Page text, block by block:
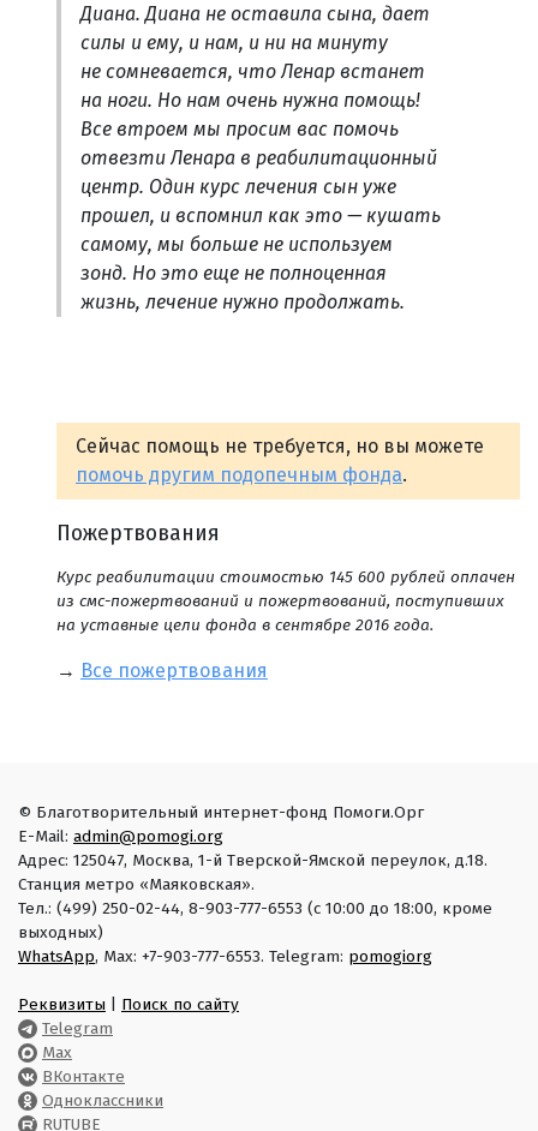
Диана. Диана не оставила сына, дает
силы и ему, и нам, и ни на минуту
не сомневается, что Ленар встанет
на ноги. Но нам очень нужна помощь!
Все втроем мы просим вас помочь
отвезти Ленара в реабилитационный
центр. Один курс лечения сын уже
прошел, и вспомнил как это — кушать
самому, мы больше не используем
зонд. Но это еще не полноценная
жизнь, лечение нужно продолжать.
Сейчас помощь не требуется, но вы можете
помочь другим подопечным фонда.
Пожертвования
Курс реабилитации стоимостью 145 600 рублей оплачен
из смс-пожертвований и пожертвований, поступивших
на уставные цели фонда в сентябре 2016 года.
→ Все пожертвования
© Благотворительный интернет-фонд Помоги.Орг
E-Mail: admin@pomogi.org
Адрес: 125047, Москва, 1-й Тверской-Ямской переулок, д.18.
Станция метро «Маяковская».
Тел.: (499) 250-02-44, 8-903-777-6553 (с 10:00 до 18:00, кроме
выходных)
WhatsApp, Max: +7-903-777-6553. Telegram: pomogiorg
Реквизиты
Поиск по сайту
Telegram
Max
ВКонтакте
Одноклассники
RUTUBE